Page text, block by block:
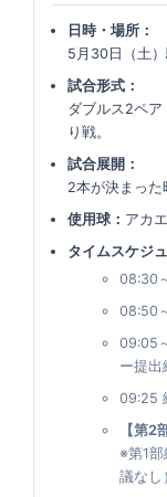
日時・場所：
5月30日（土
試合形式：
ダブルス2ペア
り戦。
試合展開：
2本が決まった
使用球： アカ
タイムスケジ
08:30
08:50
09:05
ー提出
09:25
【第2
※第1
議なし